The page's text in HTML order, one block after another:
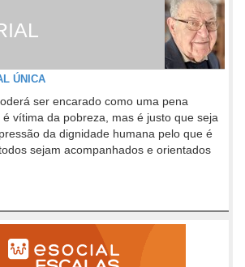
ÚNICA
ser encarado como uma pena
vítima da pobreza, mas é justo que seja
da dignidade humana pelo que é
sejam acompanhados e orientados